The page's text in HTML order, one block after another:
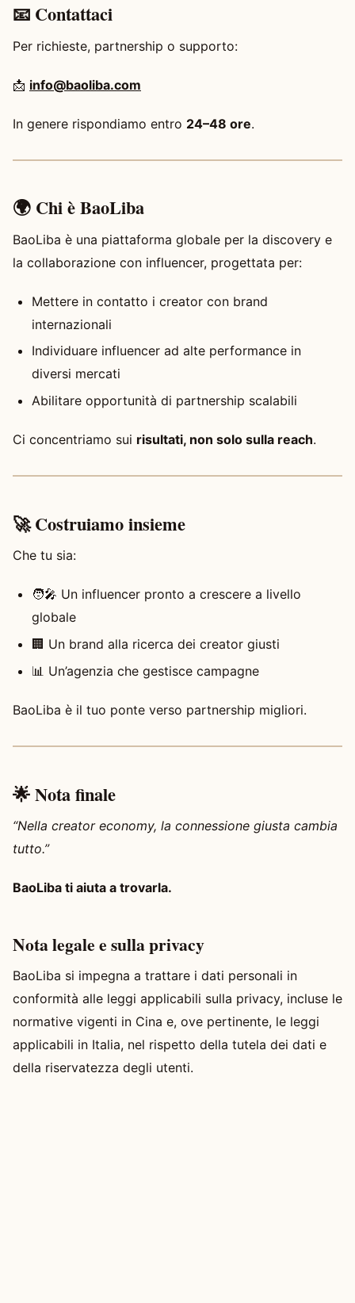
📧 Contattaci
Per richieste, partnership o supporto:
📩 info@baoliba.com
In genere rispondiamo entro 24–48 ore.
🌍 Chi è BaoLiba
BaoLiba è una piattaforma globale per la discovery e
la collaborazione con influencer, progettata per:
Mettere in contatto i creator con brand
internazionali
Individuare influencer ad alte performance in
diversi mercati
Abilitare opportunità di partnership scalabili
Ci concentriamo sui risultati, non solo sulla reach.
🚀 Costruiamo insieme
Che tu sia:
🧑‍🎤 Un influencer pronto a crescere a livello
globale
🏢 Un brand alla ricerca dei creator giusti
📊 Un’agenzia che gestisce campagne
BaoLiba è il tuo ponte verso partnership migliori.
🌟 Nota finale
“Nella creator economy, la connessione giusta cambia
tutto.”
BaoLiba ti aiuta a trovarla.
Nota legale e sulla privacy
BaoLiba si impegna a trattare i dati personali in
conformità alle leggi applicabili sulla privacy, incluse le
normative vigenti in Cina e, ove pertinente, le leggi
applicabili in Italia, nel rispetto della tutela dei dati e
della riservatezza degli utenti.